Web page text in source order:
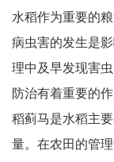
水稻作为重要的
病虫害的发生是
理中及早发现害
防治有着重要的作
稻蓟马是水稻主
量。在农田的管